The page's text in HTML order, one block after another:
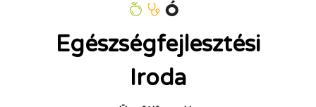
Egészségfejlesztési
Iroda